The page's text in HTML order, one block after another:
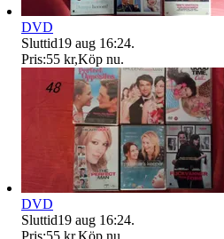
DVD
Sluttid19 aug 16:24.
Pris:55 kr,Köp nu.
DVD
Sluttid19 aug 16:24.
Pris:55 kr,Köp nu